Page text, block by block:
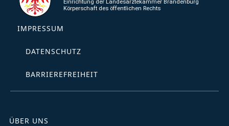
IMPRESSUM
DATENSCHUTZ
BARRIEREFREIHEIT
ÜBER UNS